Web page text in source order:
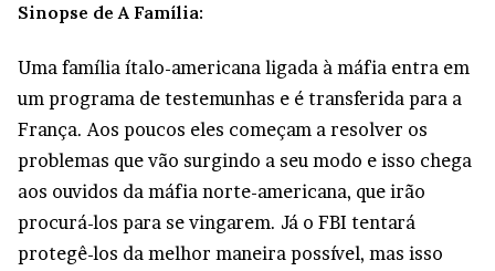
Sinopse de A Família:
Uma família ítalo-americana ligada à máfia entra em
um programa de testemunhas e é transferida para a
França. Aos poucos eles começam a resolver os
problemas que vão surgindo a seu modo e isso chega
aos ouvidos da máfia norte-americana, que irão
procurá-los para se vingarem. Já o FBI tentará
protegê-los da melhor maneira possível, mas isso